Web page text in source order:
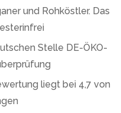
und Rohköstler. Das
Stelle DE-ÖKO-
liegt bei 4,7 von